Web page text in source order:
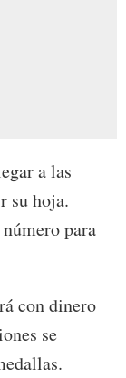
a las
su hoja.
para
con dinero
se